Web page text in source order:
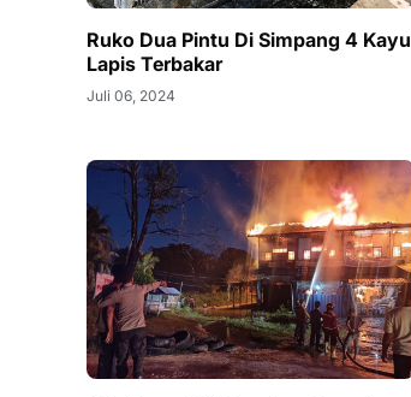
Ruko Dua Pintu Di Simpang 4 Kayu
Lapis Terbakar
Juli 06, 2024